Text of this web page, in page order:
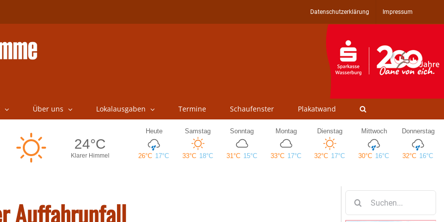
Datenschutzerklärung Impressum
Über uns Lokalausgaben Termine Schaufenster Plakatwand
Auffahrunfall
nach: